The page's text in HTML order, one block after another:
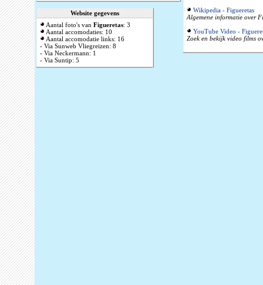
Website gegevens
Aantal foto's van Figueretas: 3
Aantal accomodaties: 10
Aantal accomodatie links: 16
- Via Sunweb Vliegreizen: 8
- Via Neckermann: 1
- Via Suntip: 5
Wikipedia - Figueretas
Algemene informatie over
YouTube Video -
Zoek en bekijk video films